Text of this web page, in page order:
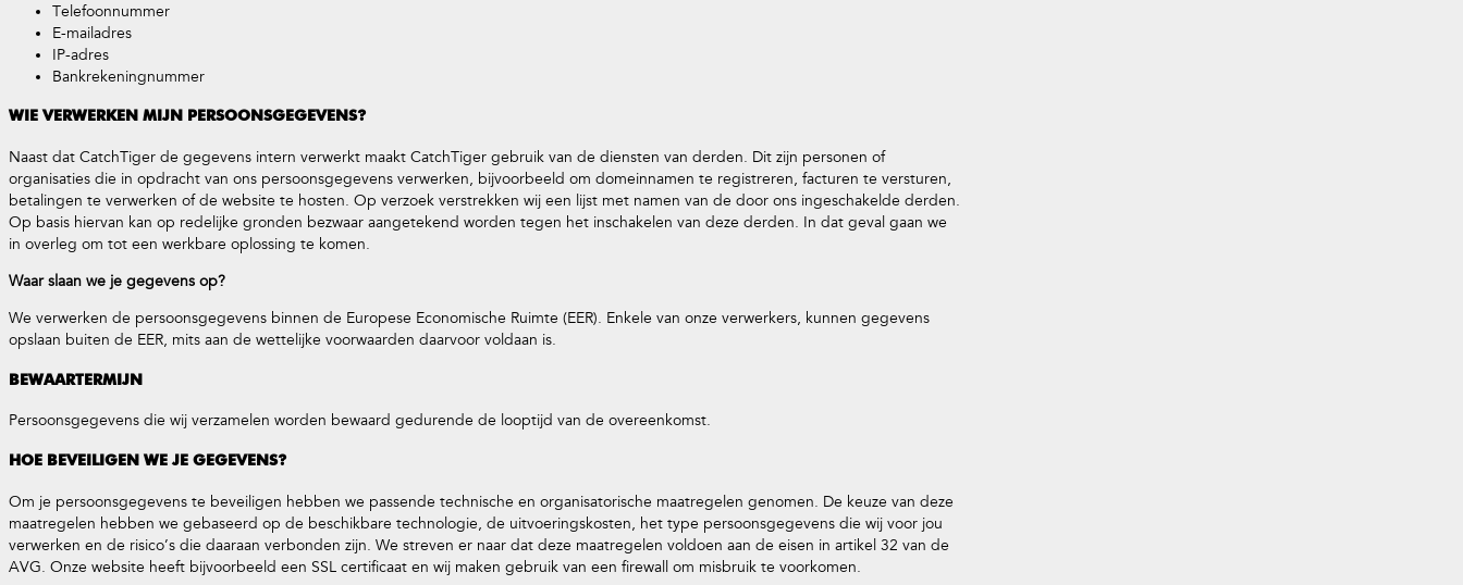
Telefoonnummer
E-mailadres
IP-adres
Bankrekeningnummer
WIE VERWERKEN MIJN PERSOONSGEGEVENS?
Naast dat CatchTiger de gegevens intern verwerkt maakt CatchTiger gebruik van de diensten van derden. Dit zijn personen of
organisaties die in opdracht van ons persoonsgegevens verwerken, bijvoorbeeld om domeinnamen te registreren, facturen te versturen,
betalingen te verwerken of de website te hosten. Op verzoek verstrekken wij een lijst met namen van de door ons ingeschakelde derden.
Op basis hiervan kan op redelijke gronden bezwaar aangetekend worden tegen het inschakelen van deze derden. In dat geval gaan we
in overleg om tot een werkbare oplossing te komen.
Waar slaan we je gegevens op?
We verwerken de persoonsgegevens binnen de Europese Economische Ruimte (EER). Enkele van onze verwerkers, kunnen gegevens
opslaan buiten de EER, mits aan de wettelijke voorwaarden daarvoor voldaan is.
BEWAARTERMIJN
Persoonsgegevens die wij verzamelen worden bewaard gedurende de looptijd van de overeenkomst.
HOE BEVEILIGEN WE JE GEGEVENS?
Om je persoonsgegevens te beveiligen hebben we passende technische en organisatorische maatregelen genomen. De keuze van deze
maatregelen hebben we gebaseerd op de beschikbare technologie, de uitvoeringskosten, het type persoonsgegevens die wij voor jou
verwerken en de risico’s die daaraan verbonden zijn. We streven er naar dat deze maatregelen voldoen aan de eisen in artikel 32 van de
AVG. Onze website heeft bijvoorbeeld een SSL certificaat en wij maken gebruik van een firewall om misbruik te voorkomen.